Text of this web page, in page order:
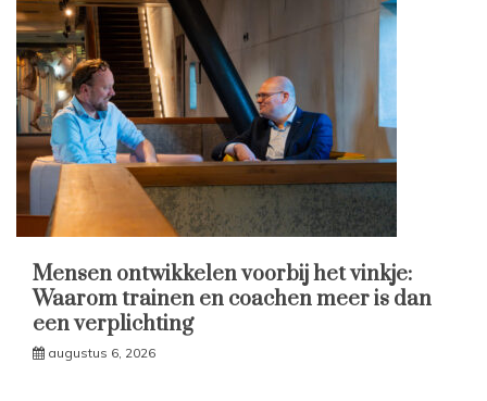
Mensen ontwikkelen voorbij het vinkje:
Waarom trainen en coachen meer is dan
een verplichting
augustus 6, 2026